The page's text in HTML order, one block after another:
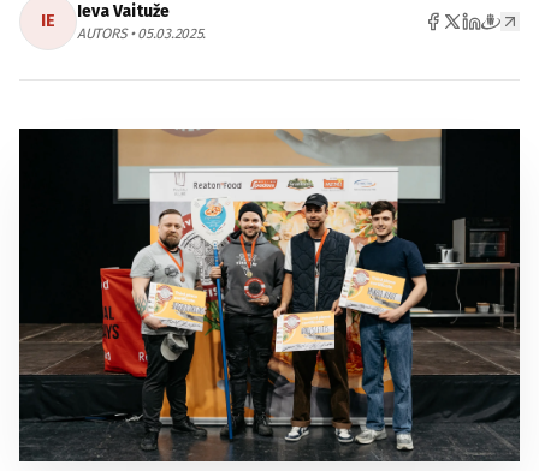
IE Ieva Vaituže
AUTORS • 05.03.2025.